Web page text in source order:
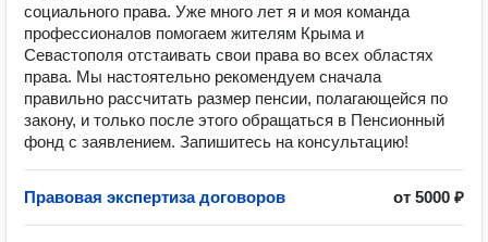
социального права. Уже много лет я и моя команда
профессионалов помогаем жителям Крыма и
Севастополя отстаивать свои права во всех областях
права. Мы настоятельно рекомендуем сначала
правильно рассчитать размер пенсии, полагающейся по
закону, и только после этого обращаться в Пенсионный
фонд с заявлением. Запишитесь на консультацию!
Правовая экспертиза договоров от 5000 ₽